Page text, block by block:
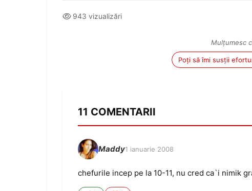
943 vizualizări
Mulțumesc
Poți să îmi susții
11 COMENTARII
Maddy1 ianuarie 2008
chefurile incep pe la 10-11, nu cred ca`i nimik